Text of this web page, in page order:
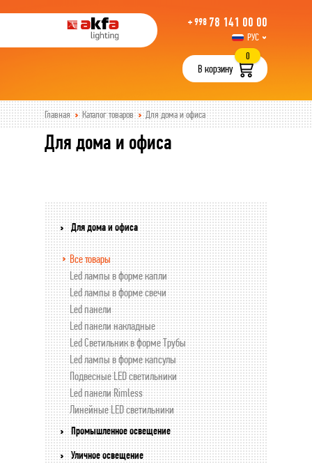
+ 998 78 141 00 00
РУС
UZB
В корзину
0
Главная Каталог товаров Для дома и офиса
Для дома и офиса
Для дома и офиса
Все товары
Led лампы в форме капли
Led лампы в форме свечи
Led панели
Led панели накладные
Led Светильник в форме Трубы
Led лампы в форме капсулы
Подвесные LED светильники
Led панели Rimless
Линейные LED светильники
Промышленное освещение
Уличное освещение